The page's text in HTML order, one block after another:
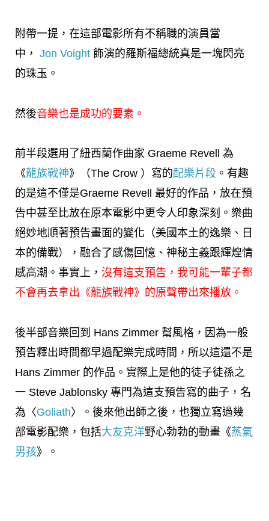
附帶一提，在這部電影所有不稱職的演員當
中， Jon Voight 飾演的羅斯福總統真是一塊閃亮
的珠玉。
然後音樂也是成功的要素。
前半段選用了紐西蘭作曲家 Graeme Revell 為
《龍族戰神》（The Crow ）寫的配樂片段 。有趣
的是這不僅是Graeme Revell 最好的作品，放在預
告中甚至比放在原本電影中更令人印象深刻。樂曲
絕妙地順著預告畫面的變化（美國本土的逸樂、日
本的備戰），融合了感傷回憶、神秘主義跟輝煌情
感高潮。事實上， 沒有這支預告，我可能一輩子都
不會再去拿出《龍族戰神》的原聲帶出來播放。
後半部音樂回到 Hans Zimmer 幫風格，因為一般
預告釋出時間都早過配樂完成時間，所以這還不是
Hans Zimmer 的作品。實際上是他的徒子徒孫之
一 Steve Jablonsky 專門為這支預告寫的曲子，名
為〈Goliath〉。後來他出師之後，也獨立寫過幾
部電影配樂，包括大友克洋野心勃勃的動畫《蒸氣
男孩》。